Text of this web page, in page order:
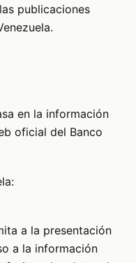
publicaciones
en la información
oficial del Banco
a la presentación
a la información